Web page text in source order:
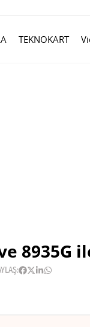
TEKNOKART
8935G